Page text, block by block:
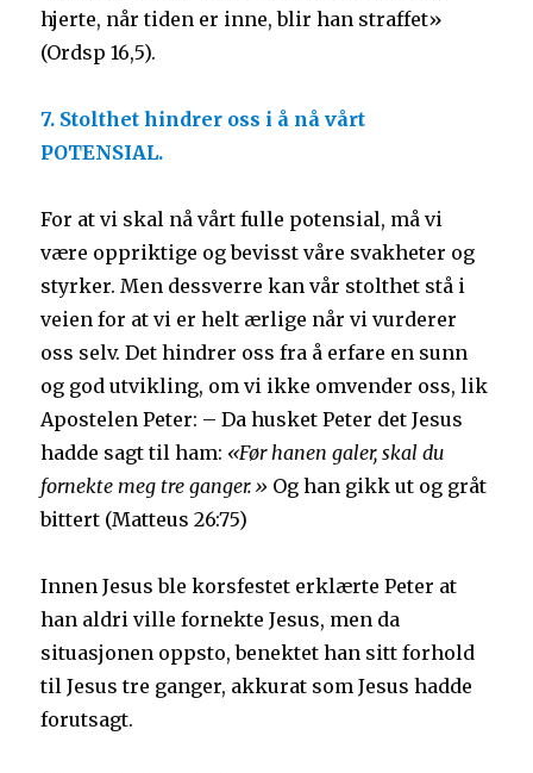
hjerte, når tiden er inne, blir han straffet»
(Ordsp 16,5).
7. Stolthet hindrer oss i å nå vårt
POTENSIAL.
For at vi skal nå vårt fulle potensial, må vi
være oppriktige og bevisst våre svakheter og
styrker. Men dessverre kan vår stolthet stå i
veien for at vi er helt ærlige når vi vurderer
oss selv. Det hindrer oss fra å erfare en sunn
og god utvikling, om vi ikke omvender oss, lik
Apostelen Peter: – Da husket Peter det Jesus
hadde sagt til ham: «Før hanen galer, skal du
fornekte meg tre ganger.» Og han gikk ut og gråt
bittert (Matteus 26:75)
Innen Jesus ble korsfestet erklærte Peter at
han aldri ville fornekte Jesus, men da
situasjonen oppsto, benektet han sitt forhold
til Jesus tre ganger, akkurat som Jesus hadde
forutsagt.